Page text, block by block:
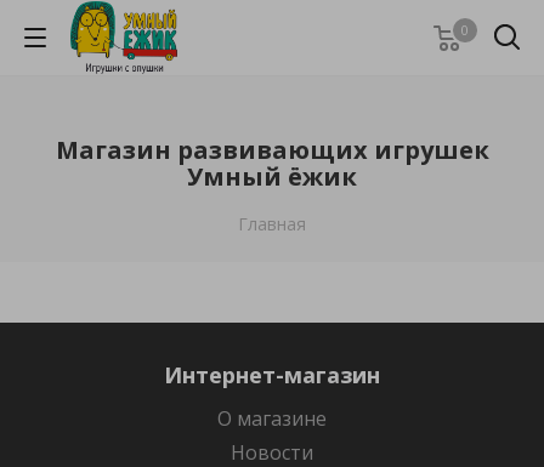
0
Магазин развивающих игрушек
Умный ёжик
Главная
Интернет-магазин
О магазине
Новости